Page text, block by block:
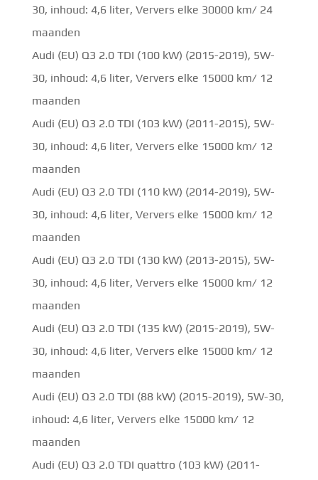
30, inhoud: 4,6 liter, Ververs elke 30000 km/ 24
maanden
Audi (EU) Q3 2.0 TDI (100 kW) (2015-2019), 5W-
30, inhoud: 4,6 liter, Ververs elke 15000 km/ 12
maanden
Audi (EU) Q3 2.0 TDI (103 kW) (2011-2015), 5W-
30, inhoud: 4,6 liter, Ververs elke 15000 km/ 12
maanden
Audi (EU) Q3 2.0 TDI (110 kW) (2014-2019), 5W-
30, inhoud: 4,6 liter, Ververs elke 15000 km/ 12
maanden
Audi (EU) Q3 2.0 TDI (130 kW) (2013-2015), 5W-
30, inhoud: 4,6 liter, Ververs elke 15000 km/ 12
maanden
Audi (EU) Q3 2.0 TDI (135 kW) (2015-2019), 5W-
30, inhoud: 4,6 liter, Ververs elke 15000 km/ 12
maanden
Audi (EU) Q3 2.0 TDI (88 kW) (2015-2019), 5W-30,
inhoud: 4,6 liter, Ververs elke 15000 km/ 12
maanden
Audi (EU) Q3 2.0 TDI quattro (103 kW) (2011-